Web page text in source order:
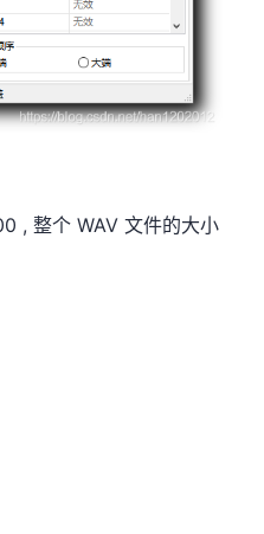
, 整个 WAV 文件的大小
数 + 44 − 8 \rm PCM 音频样